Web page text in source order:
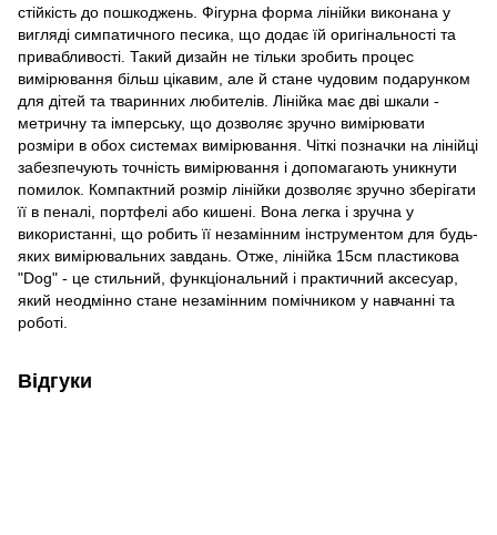
стійкість до пошкоджень. Фігурна форма лінійки виконана у
вигляді симпатичного песика, що додає їй оригінальності та
привабливості. Такий дизайн не тільки зробить процес
вимірювання більш цікавим, але й стане чудовим подарунком
для дітей та тваринних любителів. Лінійка має дві шкали -
метричну та імперську, що дозволяє зручно вимірювати
розміри в обох системах вимірювання. Чіткі позначки на лінійці
забезпечують точність вимірювання і допомагають уникнути
помилок. Компактний розмір лінійки дозволяє зручно зберігати
її в пеналі, портфелі або кишені. Вона легка і зручна у
використанні, що робить її незамінним інструментом для будь-
яких вимірювальних завдань. Отже, лінійка 15см пластикова
"Dog" - це стильний, функціональний і практичний аксесуар,
який неодмінно стане незамінним помічником у навчанні та
роботі.
Відгуки